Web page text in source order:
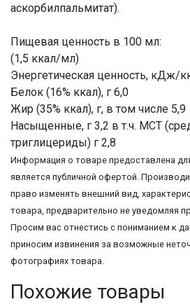
аскорбилпальмитат).
Пищевая ценность в 100 мл:
(1,5 ккал/мл)
Энергетическая ценность, кДж/
Белок (16% ккал), г 6,0
Жир (35% ккал), г, в том числе 5,9
Насыщенные, г 3,2 в т.ч. МСТ
триглицериды) г 2,8
Информация о товаре предоставлена
является публичной офертой.
право изменять внешний вид,
товара, предварительно не уведомляя
Просим вас отнестись с пониманием к
приносим извинения за возможные
фотографиях товара.
Похожие товары